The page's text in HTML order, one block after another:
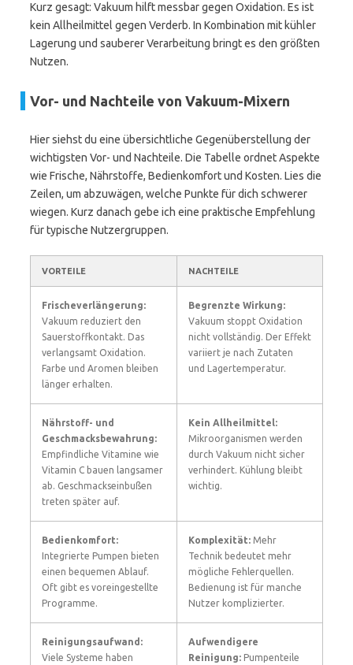
Kurz gesagt: Vakuum hilft messbar gegen Oxidation. Es ist
kein Allheilmittel gegen Verderb. In Kombination mit kühler
Lagerung und sauberer Verarbeitung bringt es den größten
Nutzen.
Vor- und Nachteile von Vakuum-Mixern
Hier siehst du eine übersichtliche Gegenüberstellung der
wichtigsten Vor- und Nachteile. Die Tabelle ordnet Aspekte
wie Frische, Nährstoffe, Bedienkomfort und Kosten. Lies die
Zeilen, um abzuwägen, welche Punkte für dich schwerer
wiegen. Kurz danach gebe ich eine praktische Empfehlung
für typische Nutzergruppen.
VORTEILE NACHTEILE
Frischeverlängerung:
Vakuum reduziert den
Sauerstoffkontakt. Das
verlangsamt Oxidation.
Farbe und Aromen bleiben
länger erhalten.
Begrenzte Wirkung:
Vakuum stoppt Oxidation
nicht vollständig. Der Effekt
variiert je nach Zutaten
und Lagertemperatur.
Nährstoff- und
Geschmacksbewahrung:
Empfindliche Vitamine wie
Vitamin C bauen langsamer
ab. Geschmackseinbußen
treten später auf.
Kein Allheilmittel:
Mikroorganismen werden
durch Vakuum nicht sicher
verhindert. Kühlung bleibt
wichtig.
Bedienkomfort:
Integrierte Pumpen bieten
einen bequemen Ablauf.
Oft gibt es voreingestellte
Programme.
Komplexität: Mehr
Technik bedeutet mehr
mögliche Fehlerquellen.
Bedienung ist für manche
Nutzer komplizierter.
Reinigungsaufwand:
Viele Systeme haben
Aufwendigere
Reinigung: Pumpenteile